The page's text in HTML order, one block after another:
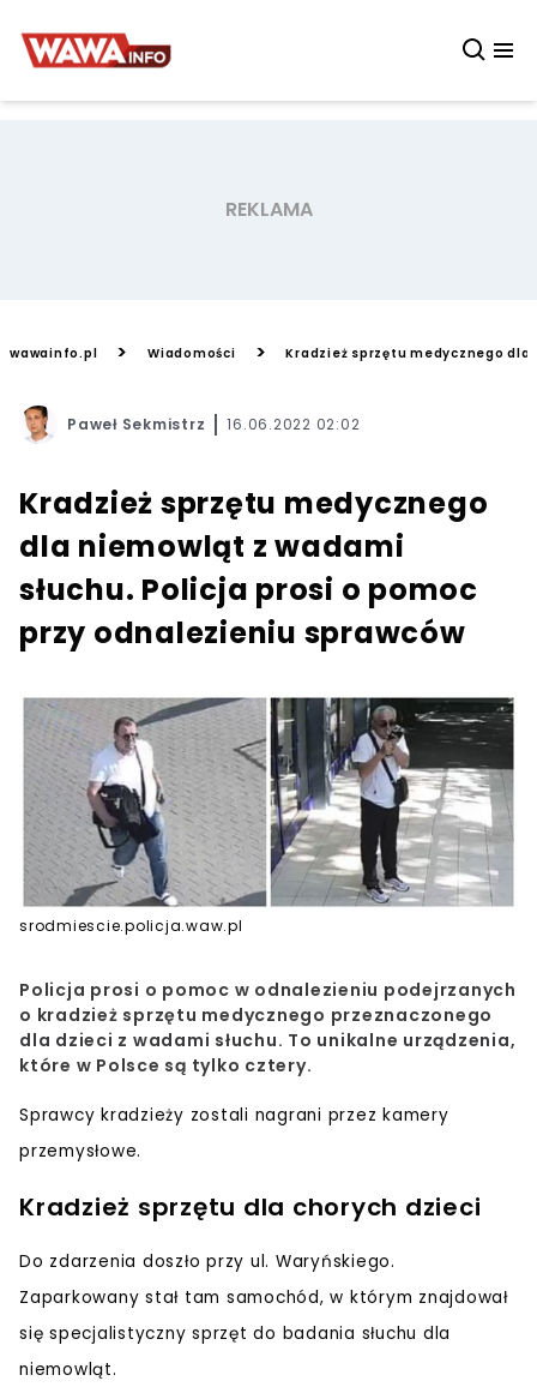
wawainfo.pl > Wiadomości > Kradzież sprzętu medycznego
Paweł Sekmistrz 16.06.2022 02:02
Kradzież sprzętu medycznego
dla niemowląt z wadami
słuchu. Policja prosi o pomoc
przy odnalezieniu sprawców
srodmiescie.policja.waw.pl
Policja prosi o pomoc w odnalezieniu podejrzanych
o kradzież sprzętu medycznego przeznaczonego
dla dzieci z wadami słuchu. To unikalne urządzenia,
które w Polsce są tylko cztery.
Sprawcy kradzieży zostali nagrani przez kamery
przemysłowe.
Kradzież sprzętu dla chorych dzieci
Do zdarzenia doszło przy ul. Waryńskiego.
Zaparkowany stał tam samochód, w którym znajdował
się specjalistyczny sprzęt do badania słuchu dla
niemowląt.